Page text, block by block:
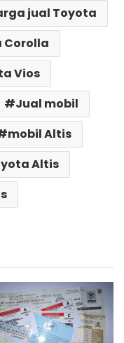
jual Toyota
Corolla
Vios
Jual mobil
mobil Altis
Altis